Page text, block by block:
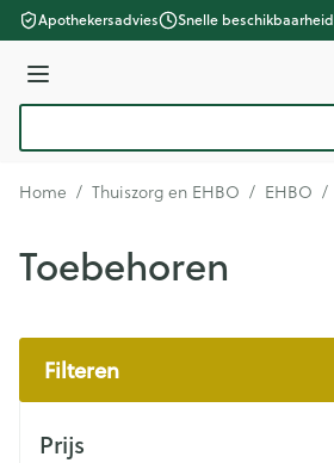
Ga naar de inhoud
Apothekersadvies Snelle beschikbaarheid
Menu
Home / Thuiszorg en EHBO / EHBO /
Toebehoren
Filteren
Prijs